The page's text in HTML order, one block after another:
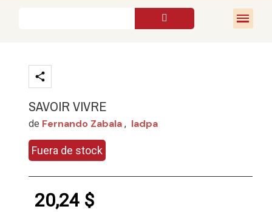
SAVOIR VIVRE
de Fernando Zabala , Iadpa
Fuera de stock
20,24 $